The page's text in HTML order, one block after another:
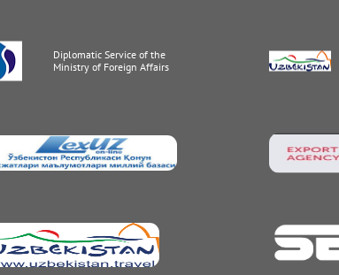
Diplomatic Service of the
Ministry of Foreign Affairs